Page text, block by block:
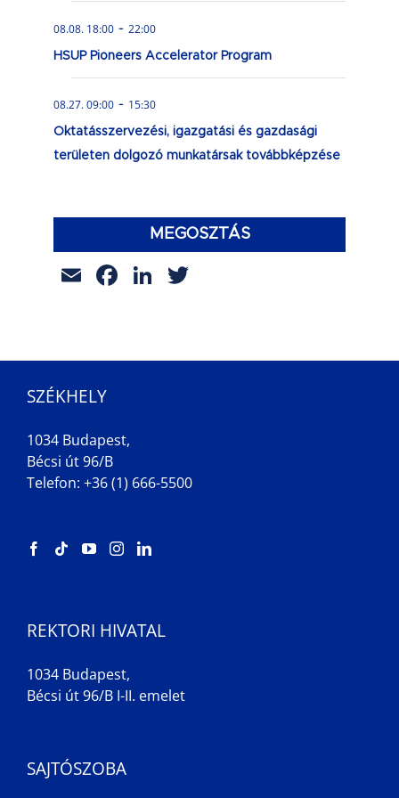
08.08. 18:00 - 22:00
HSUP Pioneers Accelerator Program
08.27. 09:00 - 15:30
Oktatásszervezési, igazgatási és gazdasági
területen dolgozó munkatársak továbbképzése
MEGOSZTÁS
EmailFacebook
LinkedIn
SZÉKHELY
1034 Budapest,
Bécsi út 96/B
Telefon: +36 (1) 666-5500
REKTORI HIVATAL
1034 Budapest,
Bécsi út 96/B I-II. emelet
SAJTÓSZOBA